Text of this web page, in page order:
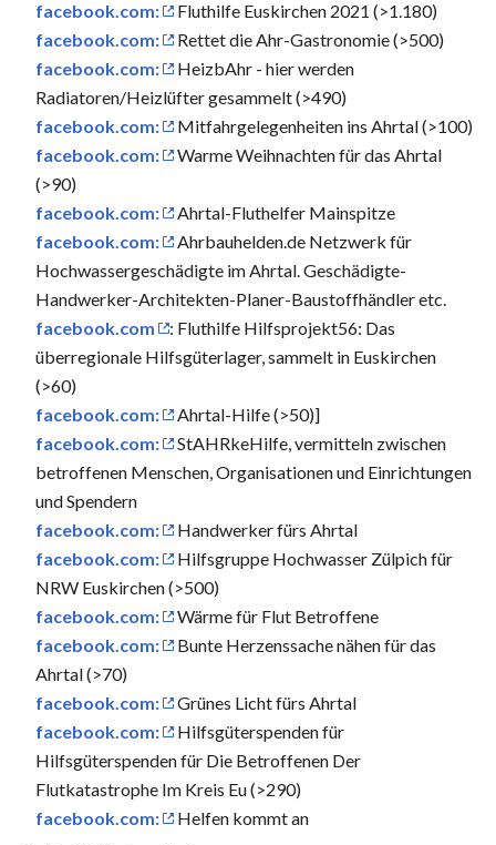
facebook.com:
Fluthilfe Euskirchen 2021 (>1.180)
facebook.com:
Rettet die Ahr-Gastronomie (>500)
facebook.com:
HeizbAhr - hier werden
Radiatoren/Heizlüfter gesammelt (>490)
facebook.com:
Mitfahrgelegenheiten ins Ahrtal (>100)
facebook.com:
Warme Weihnachten für das Ahrtal
(>90)
facebook.com:
Ahrtal-Fluthelfer Mainspitze
facebook.com:
Ahrbauhelden.de Netzwerk für
Hochwassergeschädigte im Ahrtal. Geschädigte-
Handwerker-Architekten-Planer-Baustoffhändler etc.
facebook.com
: Fluthilfe Hilfsprojekt56: Das
überregionale Hilfsgüterlager, sammelt in Euskirchen
(>60)
facebook.com:
Ahrtal-Hilfe (>50)]
facebook.com:
StAHRkeHilfe, vermitteln zwischen
betroffenen Menschen, Organisationen und Einrichtungen
und Spendern
facebook.com:
Handwerker fürs Ahrtal
facebook.com:
Hilfsgruppe Hochwasser Zülpich für
NRW Euskirchen (>500)
facebook.com:
Wärme für Flut Betroffene
facebook.com:
Bunte Herzenssache nähen für das
Ahrtal (>70)
facebook.com:
Grünes Licht fürs Ahrtal
facebook.com:
Hilfsgüterspenden für
Hilfsgüterspenden für Die Betroffenen Der
Flutkatastrophe Im Kreis Eu (>290)
facebook.com:
Helfen kommt an